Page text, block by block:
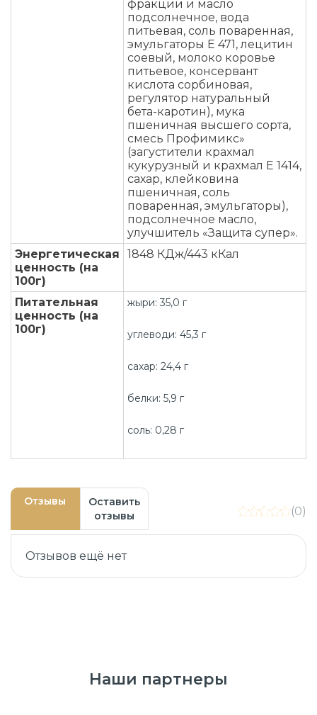
фракции и масло
подсолнечное, вода
питьевая, соль поваренная,
эмульгаторы Е 471, лецитин
соевый, молоко коровье
питьевое, консервант
кислота сорбиновая,
регулятор натуральный
бета-каротин), мука
пшеничная высшего сорта,
смесь Профимикс»
(загустители крахмал
кукурузный и крахмал Е 1414,
сахар, клейковина
пшеничная, соль
поваренная, эмульгаторы),
подсолнечное масло,
улучшитель «Защита супер».
Энергетическая
ценность (на
100г)
1848 КДж/443 кКал
Питательная
ценность (на
100г)
жыри: 35,0 г
углеводи: 45,3 г
сахар: 24,4 г
белки: 5,9 г
соль: 0,28 г
Отзывы
Оставить
отзывы
(0)
Отзывов ещё нет
Наши партнеры